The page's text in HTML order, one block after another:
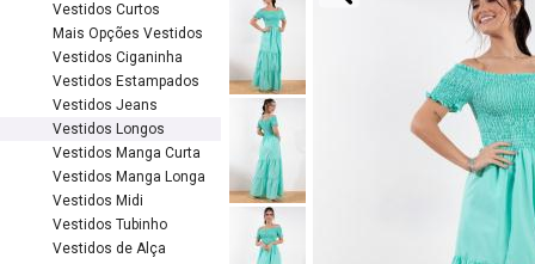
Vestidos Curtos
Mais Opções Vestidos
Vestidos Ciganinha
Vestidos Estampados
Vestidos Jeans
Vestidos Longos
Vestidos Manga Curta
Vestidos Manga Longa
Vestidos Midi
Vestidos Tubinho
Vestidos de Alça